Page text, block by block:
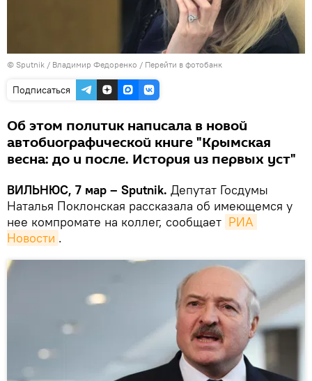
© Sputnik / Владимир Федоренко / Перейти в фотобанк
Подписаться
Об этом политик написала в новой
автобиографической книге "Крымская
весна: до и после. История из первых уст"
ВИЛЬНЮС, 7 мар – Sputnik. Депутат Госдумы
Наталья Поклонская рассказала об имеющемся у
нее компромате на коллег, сообщает РИА
Новости .